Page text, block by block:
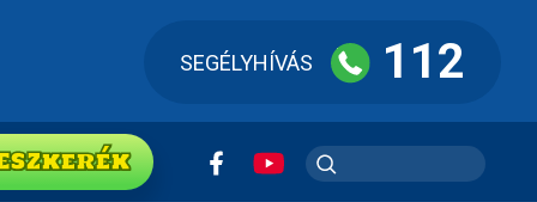
SEGÉLYHÍVÁS 112